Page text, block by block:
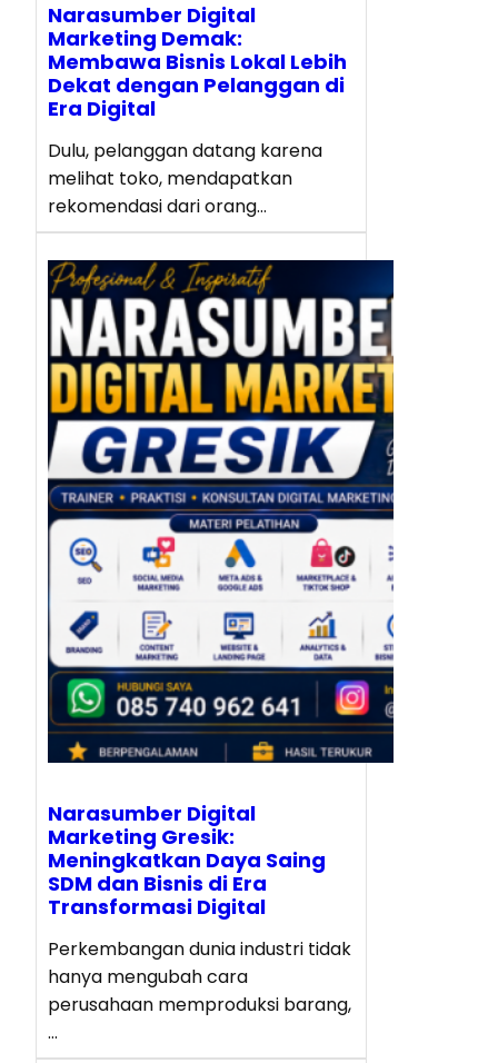
Narasumber Digital
Marketing Demak:
Membawa Bisnis Lokal Lebih
Dekat dengan Pelanggan di
Era Digital
Dulu, pelanggan datang karena
melihat toko, mendapatkan
rekomendasi dari orang…
Narasumber Digital
Marketing Gresik:
Meningkatkan Daya Saing
SDM dan Bisnis di Era
Transformasi Digital
Perkembangan dunia industri tidak
hanya mengubah cara
perusahaan memproduksi barang,
…